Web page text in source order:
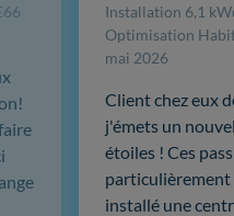
Installation 6,1
Optimisation
mai 2026
Client chez eux
j'émets un
étoiles ! Ces
installé une